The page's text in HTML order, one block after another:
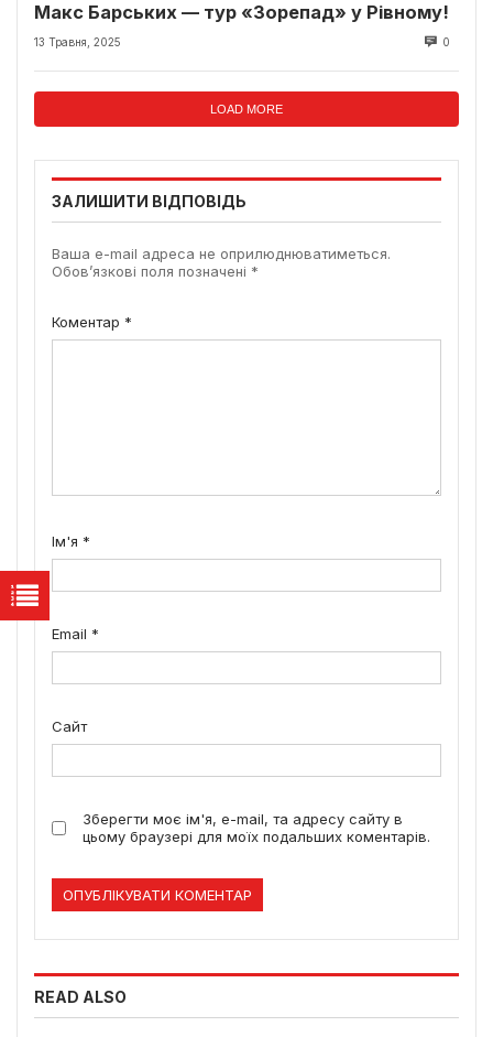
Макс Барських — тур «Зорепад» у Рівному!
13 Травня, 2025 0
LOAD MORE
ЗАЛИШИТИ ВІДПОВІДЬ
Ваша e-mail адреса не оприлюднюватиметься.
Обов’язкові поля позначені *
Коментар *
Ім'я *
Email *
Сайт
Зберегти моє ім'я, e-mail, та адресу сайту в
цьому браузері для моїх подальших коментарів.
READ ALSO